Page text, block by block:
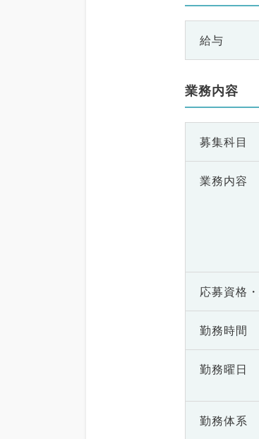
給与
業務内容
募集科目
業務内容
応募資格・
勤務時間
勤務曜日
勤務体系